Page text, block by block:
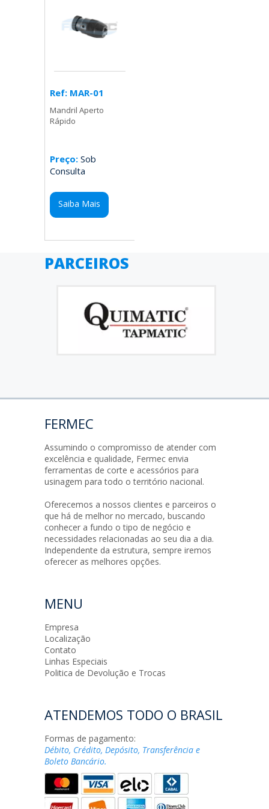
Ref: MAR-01
Mandril Aperto
Rápido
Preço: Sob
Consulta
Saiba Mais
PARCEIROS
FERMEC
Assumindo o compromisso de atender com
excelência e qualidade, Fermec envia
ferramentas de corte e acessórios para
usinagem para todo o território nacional.
Oferecemos a nossos clientes e parceiros o
que há de melhor no mercado, buscando
conhecer a fundo o tipo de negócio e
necessidades relacionadas ao seu dia a dia.
Independente da estrutura, sempre iremos
oferecer as melhores opções.
MENU
Empresa
Localização
Contato
Linhas Especiais
Politica de Devolução e Trocas
ATENDEMOS TODO O BRASIL
Formas de pagamento:
Débito, Crédito, Depósito, Transferência e
Boleto Bancário.